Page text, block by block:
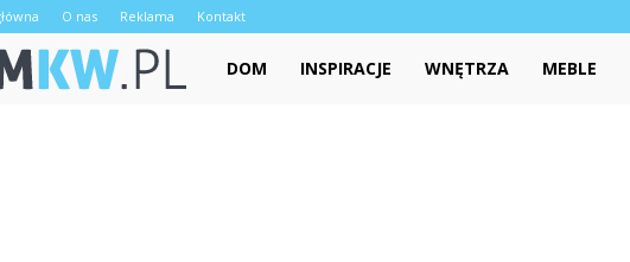
O nas Reklama Kontakt
domkw.pl
DOM INSPIRACJE WNĘTRZA MEBLE